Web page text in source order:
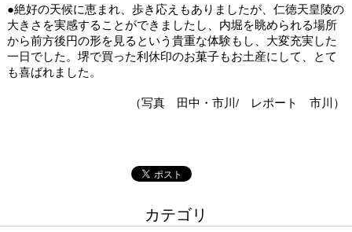
●絶好の天候に恵まれ、歩き応えもありましたが、仁徳天皇陵の
大きさを実感することができましたし、内堀を眺められる場所
から前方後円の形を見るという貴重な体験もし、大変充実した
一日でした。堺で買った利休印のお菓子もお土産にして、とて
も喜ばれました。
（写真 田中・市川/ レポート 市川）
カテゴリ